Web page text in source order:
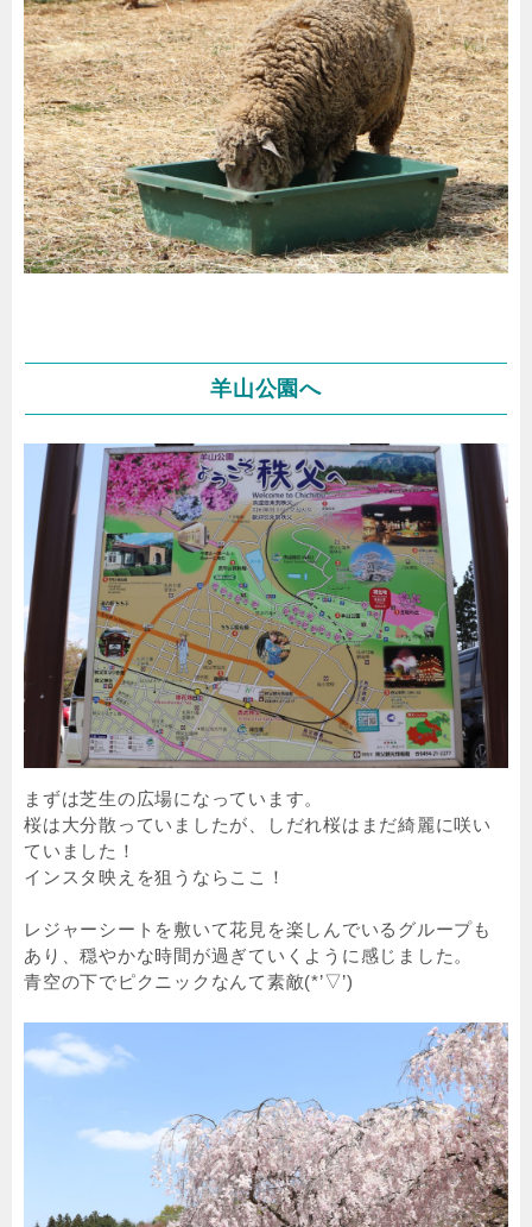
羊山公園へ
まずは芝生の広場になっています。
桜は大分散っていましたが、しだれ桜はまだ綺麗に咲い
ていました！
インスタ映えを狙うならここ！
レジャーシートを敷いて花見を楽しんでいるグループも
あり、穏やかな時間が過ぎていくように感じました。
青空の下でピクニックなんて素敵(*’▽’)